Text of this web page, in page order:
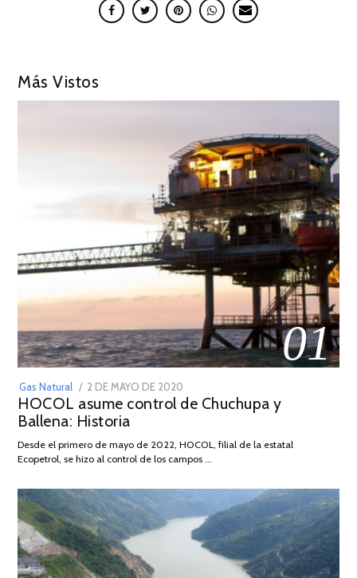
Más Vistos
01
Gas Natural
POSTED
ON
2 DE MAYO DE 2020
DE
2026
HOCOL asume control de Chuchupa y
Ballena: Historia
Desde el primero de mayo de 2022, HOCOL, filial de la estatal
Ecopetrol, se hizo al control de los campos …